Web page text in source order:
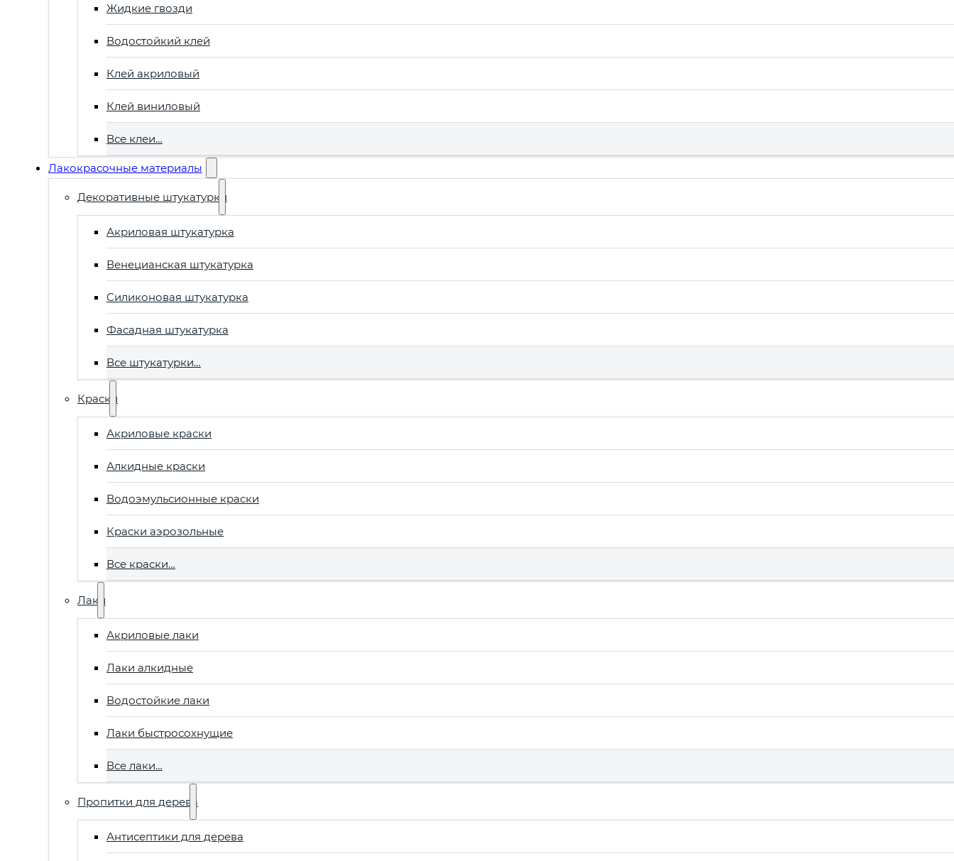
Жидкие гвозди
Водостойкий клей
Клей акриловый
Клей виниловый
Все клеи…
Лакокрасочные материалы
Декоративные штукатурки
Акриловая штукатурка
Венецианская штукатурка
Силиконовая штукатурка
Фасадная штукатурка
Все штукатурки…
Краски
Акриловые краски
Алкидные краски
Водоэмульсионные краски
Краски аэрозольные
Все краски…
Лаки
Акриловые лаки
Лаки алкидные
Водостойкие лаки
Лаки быстросохнущие
Все лаки…
Пропитки для дерева
Антисептики для дерева